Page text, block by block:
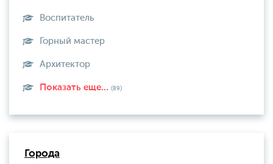
Воспитатель
Горный мастер
Архитектор
Показать еще... (89)
Города